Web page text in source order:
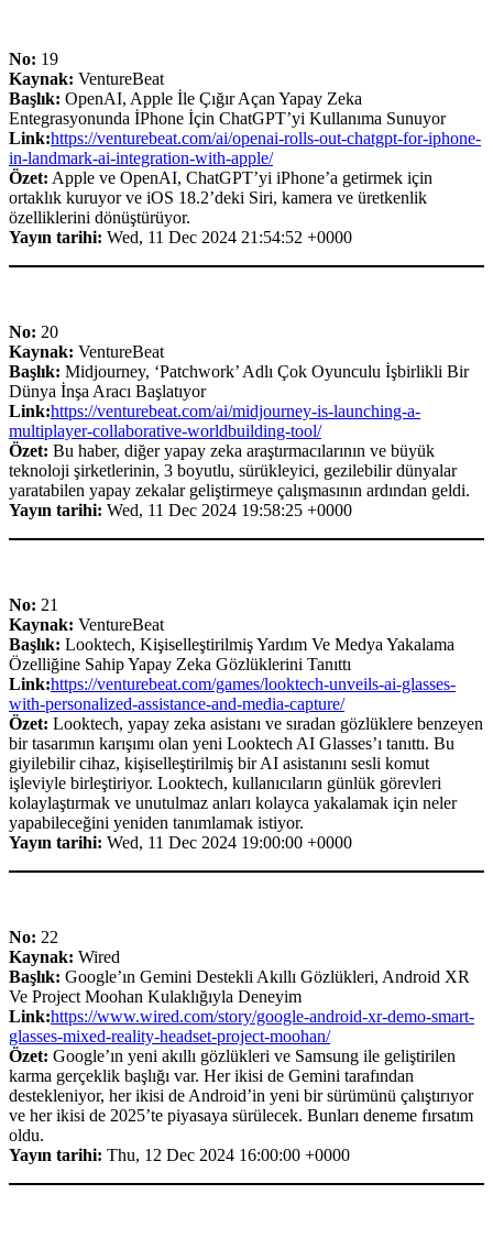
No: 19
Kaynak: VentureBeat
Başlık: OpenAI, Apple İle Çığır Açan Yapay Zeka
Entegrasyonunda İPhone İçin ChatGPT’yi Kullanıma Sunuyor
Link:https://venturebeat.com/ai/openai-rolls-out-chatgpt-for-iphone-
in-landmark-ai-integration-with-apple/
Özet: Apple ve OpenAI, ChatGPT’yi iPhone’a getirmek için
ortaklık kuruyor ve iOS 18.2’deki Siri, kamera ve üretkenlik
özelliklerini dönüştürüyor.
Yayın tarihi: Wed, 11 Dec 2024 21:54:52 +0000
No: 20
Kaynak: VentureBeat
Başlık: Midjourney, ‘Patchwork’ Adlı Çok Oyunculu İşbirlikli Bir
Dünya İnşa Aracı Başlatıyor
Link:https://venturebeat.com/ai/midjourney-is-launching-a-
multiplayer-collaborative-worldbuilding-tool/
Özet: Bu haber, diğer yapay zeka araştırmacılarının ve büyük
teknoloji şirketlerinin, 3 boyutlu, sürükleyici, gezilebilir dünyalar
yaratabilen yapay zekalar geliştirmeye çalışmasının ardından geldi.
Yayın tarihi: Wed, 11 Dec 2024 19:58:25 +0000
No: 21
Kaynak: VentureBeat
Başlık: Looktech, Kişiselleştirilmiş Yardım Ve Medya Yakalama
Özelliğine Sahip Yapay Zeka Gözlüklerini Tanıttı
Link:https://venturebeat.com/games/looktech-unveils-ai-glasses-
with-personalized-assistance-and-media-capture/
Özet: Looktech, yapay zeka asistanı ve sıradan gözlüklere benzeyen
bir tasarımın karışımı olan yeni Looktech AI Glasses’ı tanıttı. Bu
giyilebilir cihaz, kişiselleştirilmiş bir AI asistanını sesli komut
işleviyle birleştiriyor. Looktech, kullanıcıların günlük görevleri
kolaylaştırmak ve unutulmaz anları kolayca yakalamak için neler
yapabileceğini yeniden tanımlamak istiyor.
Yayın tarihi: Wed, 11 Dec 2024 19:00:00 +0000
No: 22
Kaynak: Wired
Başlık: Google’ın Gemini Destekli Akıllı Gözlükleri, Android XR
Ve Project Moohan Kulaklığıyla Deneyim
Link:https://www.wired.com/story/google-android-xr-demo-smart-
glasses-mixed-reality-headset-project-moohan/
Özet: Google’ın yeni akıllı gözlükleri ve Samsung ile geliştirilen
karma gerçeklik başlığı var. Her ikisi de Gemini tarafından
destekleniyor, her ikisi de Android’in yeni bir sürümünü çalıştırıyor
ve her ikisi de 2025’te piyasaya sürülecek. Bunları deneme fırsatım
oldu.
Yayın tarihi: Thu, 12 Dec 2024 16:00:00 +0000